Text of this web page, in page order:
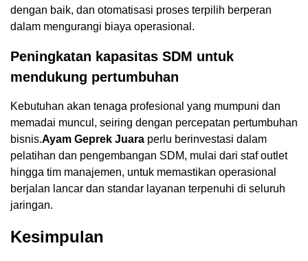
dengan baik, dan otomatisasi proses terpilih berperan
dalam mengurangi biaya operasional.
Peningkatan kapasitas SDM untuk
mendukung pertumbuhan
Kebutuhan akan tenaga profesional yang mumpuni dan
memadai muncul, seiring dengan percepatan pertumbuhan
bisnis.Ayam Geprek Juara perlu berinvestasi dalam
pelatihan dan pengembangan SDM, mulai dari staf outlet
hingga tim manajemen, untuk memastikan operasional
berjalan lancar dan standar layanan terpenuhi di seluruh
jaringan.
Kesimpulan